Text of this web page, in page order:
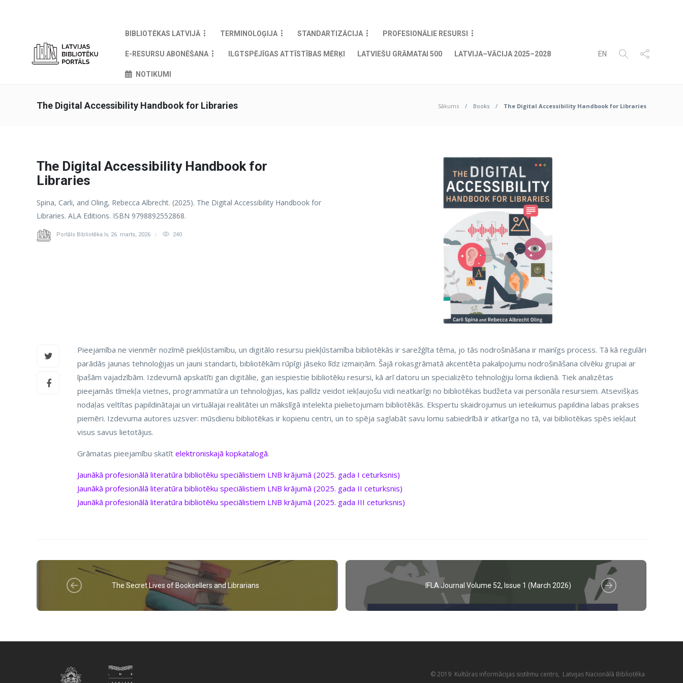
BIBLIOTĒKAS LATVIJĀ TERMINOLOĢIJA STANDARTIZĀCIJA PROFESIONĀLIE RESURSI
E-RESURSU ABONĒŠANA ILGTSPĒJĪGAS ATTĪSTĪBAS MĒRĶI LATVIEŠU GRĀMATAI 500 LATVIJA–VĀCIJA 2025–2028
NOTIKUMI
EN
The Digital Accessibility Handbook for Libraries Sākums Books The Digital Accessibility Handbook for Libraries
The Digital Accessibility Handbook for
Libraries
Spina, Carli, and Oling, Rebecca Albrecht. (2025). The Digital Accessibility Handbook for
Libraries. ALA Editions. ISBN 9798892552868.
Portāls Bibliotēka.lv, 26. marts, 2026 240
Pieejamība ne vienmēr nozīmē piekļūstamību, un digitālo resursu piekļūstamība bibliotēkās ir sarežģīta tēma, jo tās nodrošināšana ir mainīgs process. Tā kā regulāri
parādās jaunas tehnoloģijas un jauni standarti, bibliotēkām rūpīgi jāseko līdz izmaiņām. Šajā rokasgrāmatā akcentēta pakalpojumu nodrošināšana cilvēku grupai ar
īpašām vajadzībām. Izdevumā apskatīti gan digitālie, gan iespiestie bibliotēku resursi, kā arī datoru un specializēto tehnoloģiju loma ikdienā. Tiek analizētas
pieejamās tīmekļa vietnes, programmatūra un tehnoloģijas, kas palīdz veidot iekļaujošu vidi neatkarīgi no bibliotēkas budžeta vai personāla resursiem. Atsevišķas
nodaļas veltītas papildinātajai un virtuālajai realitātei un mākslīgā intelekta pielietojumam bibliotēkās. Ekspertu skaidrojumus un ieteikumus papildina labas prakses
piemēri. Izdevuma autores uzsver: mūsdienu bibliotēkas ir kopienu centri, un to spēja saglabāt savu lomu sabiedrībā ir atkarīga no tā, vai bibliotēkas spēs iekļaut
visus savus lietotājus.
Grāmatas pieejamību skatīt elektroniskajā kopkatalogā.
Jaunākā profesionālā literatūra bibliotēku speciālistiem LNB krājumā (2025. gada I ceturksnis)
Jaunākā profesionālā literatūra bibliotēku speciālistiem LNB krājumā (2025. gada II ceturksnis)
Jaunākā profesionālā literatūra bibliotēku speciālistiem LNB krājumā (2025. gada III ceturksnis)
The Secret Lives of Booksellers and Librarians IFLA Journal Volume 52, Issue 1 (March 2026)
© 2019 Kultūras informācijas sistēmu centrs, Latvijas Nacionālā Bibliotēka